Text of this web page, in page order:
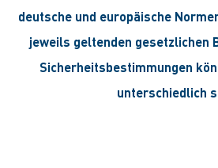
deutsche und europäische
jeweils geltenden gesetzlichen
Sicherheitsbestimmungen
unterschiedlich